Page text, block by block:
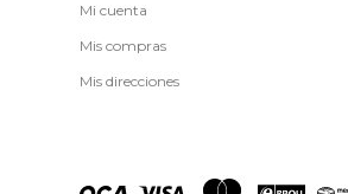
Mi cuenta
Mis compras
Mis direcciones